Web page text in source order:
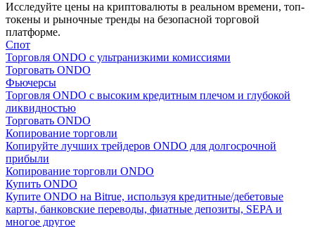
Гид
Торговые стратегии
Узнайте, как оставаться прибыльным
Исследуйте цены на криптовалюты в реальном времени, топ-
токены и рыночные тренды на безопасной торговой
платформе.
Спот
Торговля ONDO с ультранизкими комиссиями
Торговать ONDO
Фьючерсы
Торговля ONDO с высоким кредитным плечом и глубокой
ликвидностью
Торговать ONDO
Копирование торговли
Копируйте лучших трейдеров ONDO для долгосрочной
прибыли
Копирование торговли ONDO
Купить ONDO
Купите ONDO на Bitrue, используя кредитные/дебетовые
карты, банковские переводы, фиатные депозиты, SEPA и
многое другое